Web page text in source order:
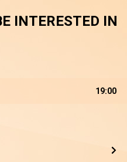
INTERESTED IN
19:00